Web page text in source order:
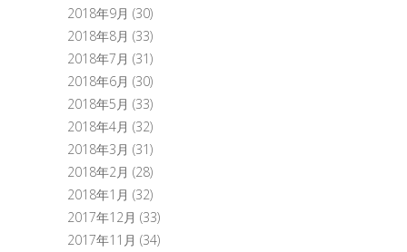
2018年9月 (30)
2018年8月 (33)
2018年7月 (31)
2018年6月 (30)
2018年5月 (33)
2018年4月 (32)
2018年3月 (31)
2018年2月 (28)
2018年1月 (32)
2017年12月 (33)
2017年11月 (34)